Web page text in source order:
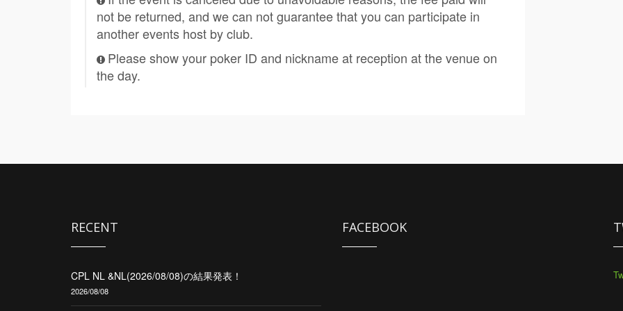
not be returned, and we can not guarantee that you can participate in
another events host by club.
Please show your poker ID and nickname at reception at the venue on
the day.
RECENT
CPL NL &NL(2026/08/08)の結果発表！
2026/08/08
FACEBOOK